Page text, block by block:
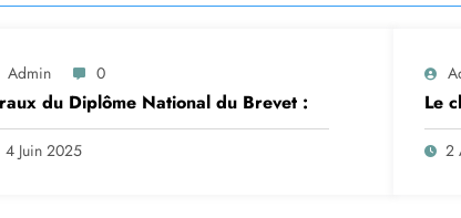
Admin 0
du Diplôme National du Brevet :
4 Juin 2025
Le
2